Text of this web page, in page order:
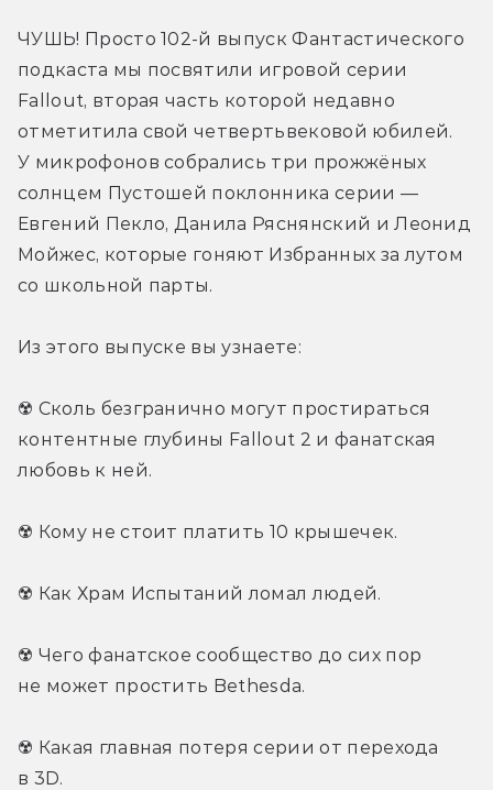
ЧУШЬ! Просто 102-й выпуск Фантастического
подкаста мы посвятили игровой серии
Fallout, вторая часть которой недавно
отметитила свой четвертьвековой юбилей.
У микрофонов собрались три прожжёных
солнцем Пустошей поклонника серии —
Евгений Пекло, Данила Ряснянский и Леонид
Мойжес, которые гоняют Избранных за лутом
со школьной парты.
Из этого выпуске вы узнаете:
☢️ Сколь безгранично могут простираться
контентные глубины Fallout 2 и фанатская
любовь к ней.
☢️ Кому не стоит платить 10 крышечек.
☢️ Как Храм Испытаний ломал людей.
☢️ Чего фанатское сообщество до сих пор
не может простить Bethesda.
☢️ Какая главная потеря серии от перехода
в 3D.